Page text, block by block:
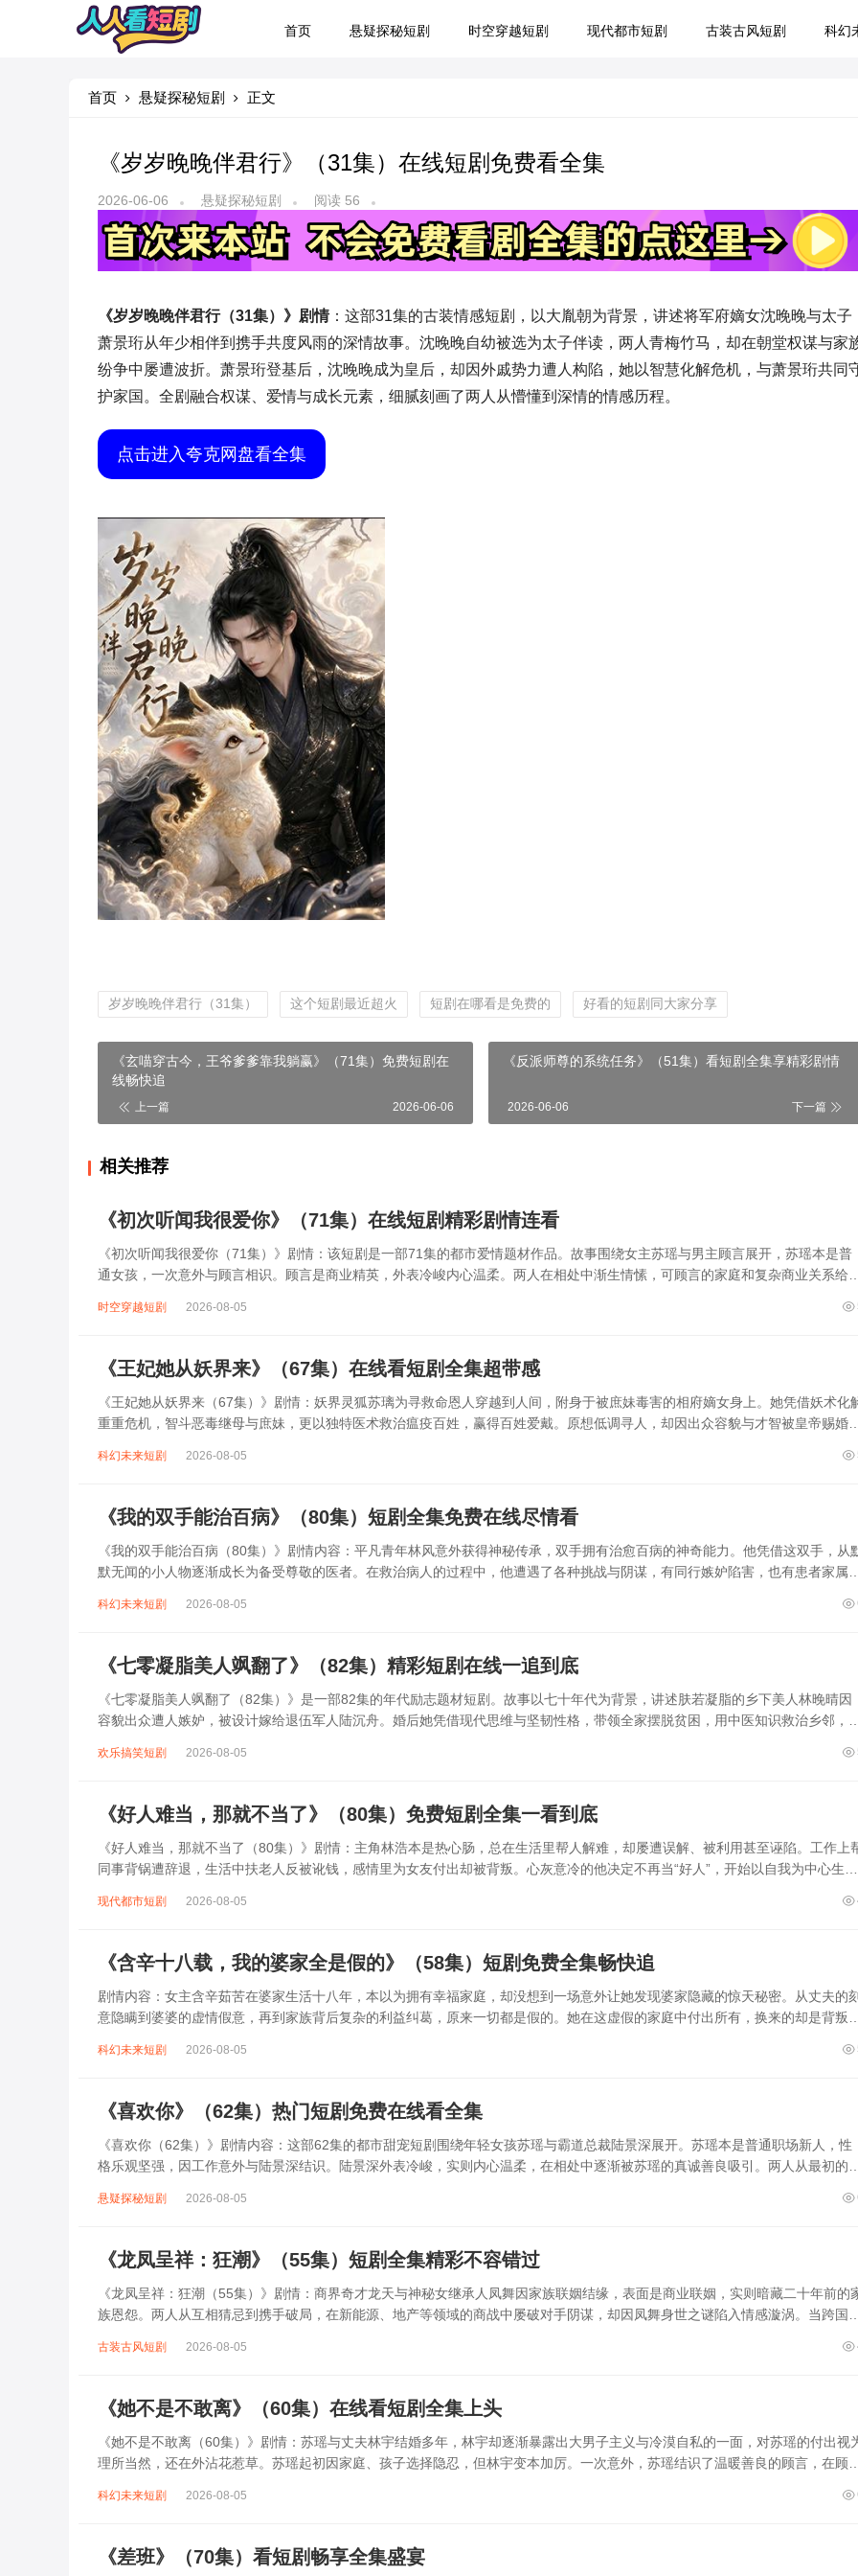
首页 悬疑探秘短剧 时空穿越短剧 现代都市短剧 古装古风短剧 科幻
首页 悬疑探秘短剧 正文
《岁岁晚晚伴君行》（31集）在线短剧免费看全集
2026-06-06 悬疑探秘短剧 阅读 56
《岁岁晚晚伴君行（31集）》剧情：这部31集的古装情感短剧，以大胤朝为背景，讲述将军府嫡女沈晚晚与太子
萧景珩从年少相伴到携手共度风雨的深情故事。沈晚晚自幼被选为太子伴读，两人青梅竹马，却在朝堂权谋与家
纷争中屡遭波折。萧景珩登基后，沈晚晚成为皇后，却因外戚势力遭人构陷，她以智慧化解危机，与萧景珩共同
护家国。全剧融合权谋、爱情与成长元素，细腻刻画了两人从懵懂到深情的情感历程。
点击进入夸克网盘看全集
岁岁晚晚伴君行（31集） 这个短剧最近超火 短剧在哪看是免费的 好看的短剧同大家分享
《玄喵穿古今，王爷爹爹靠我躺赢》（71集）免费短剧在
线畅快追
上一篇 2026-06-06
《反派师尊的系统任务》（51集）看短剧全集享精彩剧情
2026-06-06 下一篇
相关推荐
《初次听闻我很爱你》（71集）在线短剧精彩剧情连看
《初次听闻我很爱你（71集）》剧情：该短剧是一部71集的都市爱情题材作品。故事围绕女主苏瑶与男主顾言展开，苏瑶本是普
通女孩，一次意外与顾言相识。顾言是商业精英，外表冷峻内心温柔。两人在相处中渐生情愫，可顾言的家庭和复杂商业关系给
时空穿越短剧 2026-08-05
《王妃她从妖界来》（67集）在线看短剧全集超带感
《王妃她从妖界来（67集）》剧情：妖界灵狐苏璃为寻救命恩人穿越到人间，附身于被庶妹毒害的相府嫡女身上。她凭借妖术化
重重危机，智斗恶毒继母与庶妹，更以独特医术救治瘟疫百姓，赢得百姓爱戴。原想低调寻人，却因出众容貌与才智被皇帝赐婚
科幻未来短剧 2026-08-05
《我的双手能治百病》（80集）短剧全集免费在线尽情看
《我的双手能治百病（80集）》剧情内容：平凡青年林风意外获得神秘传承，双手拥有治愈百病的神奇能力。他凭借这双手，从
默无闻的小人物逐渐成长为备受尊敬的医者。在救治病人的过程中，他遭遇了各种挑战与阴谋，有同行嫉妒陷害，也有患者家属
科幻未来短剧 2026-08-05
《七零凝脂美人飒翻了》（82集）精彩短剧在线一追到底
《七零凝脂美人飒翻了（82集）》是一部82集的年代励志题材短剧。故事以七十年代为背景，讲述肤若凝脂的乡下美人林晚晴因
容貌出众遭人嫉妒，被设计嫁给退伍军人陆沉舟。婚后她凭借现代思维与坚韧性格，带领全家摆脱贫困，用中医知识救治乡邻，
欢乐搞笑短剧 2026-08-05
《好人难当，那就不当了》（80集）免费短剧全集一看到底
《好人难当，那就不当了（80集）》剧情：主角林浩本是热心肠，总在生活里帮人解难，却屡遭误解、被利用甚至诬陷。工作上
同事背锅遭辞退，生活中扶老人反被讹钱，感情里为女友付出却被背叛。心灰意冷的他决定不再当“好人”，开始以自我为中心生
现代都市短剧 2026-08-05
《含辛十八载，我的婆家全是假的》（58集）短剧免费全集畅快追
剧情内容：女主含辛茹苦在婆家生活十八年，本以为拥有幸福家庭，却没想到一场意外让她发现婆家隐藏的惊天秘密。从丈夫的
意隐瞒到婆婆的虚情假意，再到家族背后复杂的利益纠葛，原来一切都是假的。她在这虚假的家庭中付出所有，换来的却是背叛
科幻未来短剧 2026-08-05
《喜欢你》（62集）热门短剧免费在线看全集
《喜欢你（62集）》剧情内容：这部62集的都市甜宠短剧围绕年轻女孩苏瑶与霸道总裁陆景深展开。苏瑶本是普通职场新人，性
格乐观坚强，因工作意外与陆景深结识。陆景深外表冷峻，实则内心温柔，在相处中逐渐被苏瑶的真诚善良吸引。两人从最初的
悬疑探秘短剧 2026-08-05
《龙凤呈祥：狂潮》（55集）短剧全集精彩不容错过
《龙凤呈祥：狂潮（55集）》剧情：商界奇才龙天与神秘女继承人凤舞因家族联姻结缘，表面是商业联姻，实则暗藏二十年前的
族恩怨。两人从互相猜忌到携手破局，在新能源、地产等领域的商战中屡破对手阴谋，却因凤舞身世之谜陷入情感漩涡。当跨国
古装古风短剧 2026-08-05
《她不是不敢离》（60集）在线看短剧全集上头
《她不是不敢离（60集）》剧情：苏瑶与丈夫林宇结婚多年，林宇却逐渐暴露出大男子主义与冷漠自私的一面，对苏瑶的付出视
理所当然，还在外沾花惹草。苏瑶起初因家庭、孩子选择隐忍，但林宇变本加厉。一次意外，苏瑶结识了温暖善良的顾言，在顾
科幻未来短剧 2026-08-05
《差班》（70集）看短剧畅享全集盛宴